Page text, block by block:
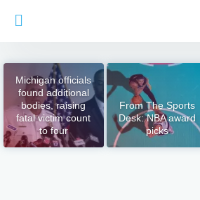
From The Sports
Desk: NBA award
picks
Michigan officials
found additional
bodies, raising
fatal victim count
to four